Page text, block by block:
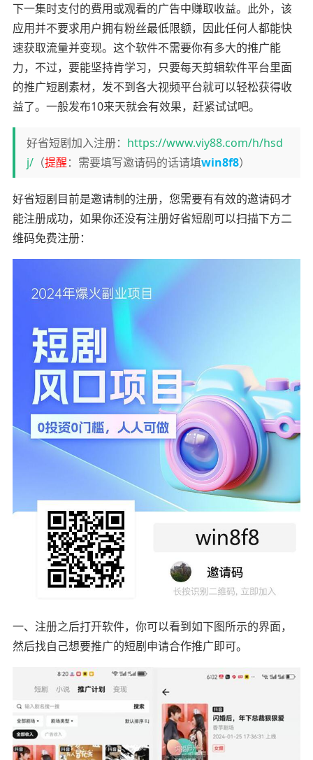
下一集时支付的费用或观看的广告中赚取收益。此外，该
应用并不要求用户拥有粉丝最低限额，因此任何人都能快
速获取流量并变现。这个软件不需要你有多大的推广能
力，不过，要能坚持肯学习，只要每天剪辑软件平台里面
的推广短剧素材，发不到各大视频平台就可以轻松获得收
益了。一般发布10来天就会有效果，赶紧试试吧。
好省短剧加入注册： https://www.viy88.com/h/hsd
j/（提醒：需要填写邀请码的话请填win8f8）
好省短剧目前是邀请制的注册，您需要有有效的邀请码才
能注册成功，如果你还没有注册好省短剧可以扫描下方二
维码免费注册：
一、注册之后打开软件，你可以看到如下图所示的界面，
然后找自己想要推广的短剧申请合作推广即可。